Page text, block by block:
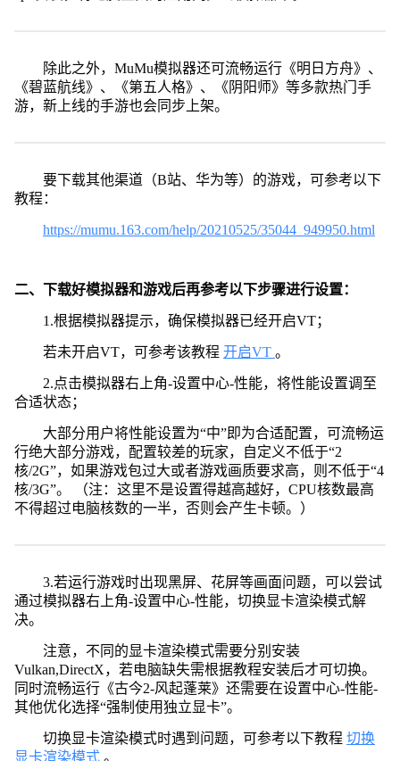
除此之外，MuMu模拟器还可流畅运行《明日方舟》、
《碧蓝航线》、《第五人格》、《阴阳师》等多款热门手
游，新上线的手游也会同步上架。
要下载其他渠道（B站、华为等）的游戏，可参考以下
教程：
https://mumu.163.com/help/20210525/35044_949950.html
二、下载好模拟器和游戏后再参考以下步骤进行设置：
1.根据模拟器提示，确保模拟器已经开启VT；
若未开启VT，可参考该教程 开启VT 。
2.点击模拟器右上角-设置中心-性能，将性能设置调至
合适状态；
大部分用户将性能设置为“中”即为合适配置，可流畅运
行绝大部分游戏，配置较差的玩家，自定义不低于“2
核/2G”，如果游戏包过大或者游戏画质要求高，则不低于“4
核/3G”。 （注：这里不是设置得越高越好，CPU核数最高
不得超过电脑核数的一半，否则会产生卡顿。）
3.若运行游戏时出现黑屏、花屏等画面问题，可以尝试
通过模拟器右上角-设置中心-性能，切换显卡渲染模式解
决。
注意，不同的显卡渲染模式需要分别安装
Vulkan,DirectX，若电脑缺失需根据教程安装后才可切换。
同时流畅运行《古今2-风起蓬莱》还需要在设置中心-性能-
其他优化选择“强制使用独立显卡”。
切换显卡渲染模式时遇到问题，可参考以下教程 切换
显卡渲染模式 。